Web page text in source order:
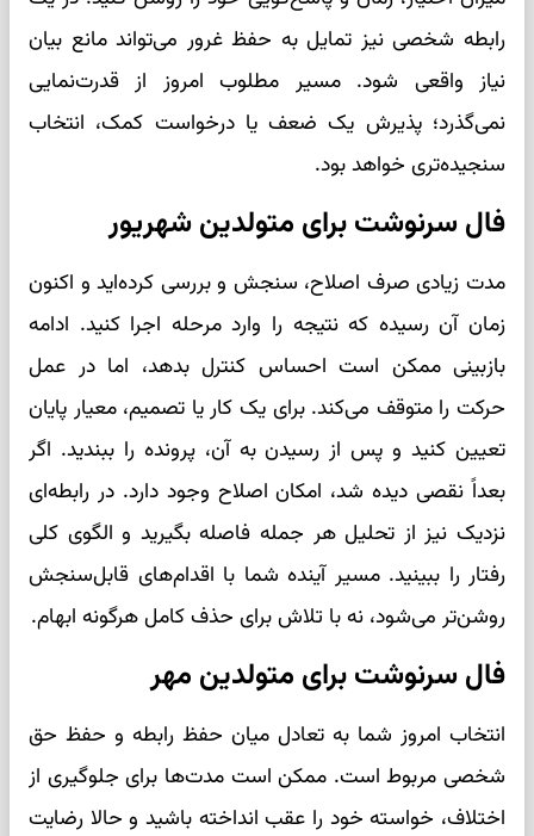
رابطه شخصی نیز تمایل به حفظ غرور می‌تواند مانع بیان
نیاز واقعی شود. مسیر مطلوب امروز از قدرت‌نمایی
نمی‌گذرد؛ پذیرش یک ضعف یا درخواست کمک، انتخاب
سنجیده‌تری خواهد بود.
فال سرنوشت برای متولدین شهریور
مدت زیادی صرف اصلاح، سنجش و بررسی کرده‌اید و اکنون
زمان آن رسیده که نتیجه را وارد مرحله اجرا کنید. ادامه
بازبینی ممکن است احساس کنترل بدهد، اما در عمل
حرکت را متوقف می‌کند. برای یک کار یا تصمیم، معیار پایان
تعیین کنید و پس از رسیدن به آن، پرونده را ببندید. اگر
بعداً نقصی دیده شد، امکان اصلاح وجود دارد. در رابطه‌ای
نزدیک نیز از تحلیل هر جمله فاصله بگیرید و الگوی کلی
رفتار را ببینید. مسیر آینده شما با اقدام‌های قابل‌سنجش
روشن‌تر می‌شود، نه با تلاش برای حذف کامل هرگونه ابهام.
فال سرنوشت برای متولدین مهر
انتخاب امروز شما به تعادل میان حفظ رابطه و حفظ حق
شخصی مربوط است. ممکن است مدت‌ها برای جلوگیری از
اختلاف، خواسته خود را عقب انداخته باشید و حالا رضایت